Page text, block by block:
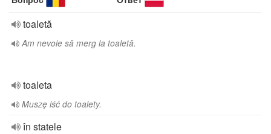
toaletă
Am nevoie să merg la toaletă.
toaleta
Muszę iść do toalety.
în statele